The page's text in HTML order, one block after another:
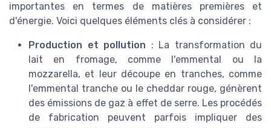
importantes en termes de matières premières et
d'énergie. Voici quelques éléments clés à considérer :
Production et pollution : La transformation du
lait en fromage, comme l'emmental ou la
mozzarella, et leur découpe en tranches, comme
l'emmental tranche ou le cheddar rouge, génèrent
des émissions de gaz à effet de serre. Les procédés
de fabrication peuvent parfois impliquer des